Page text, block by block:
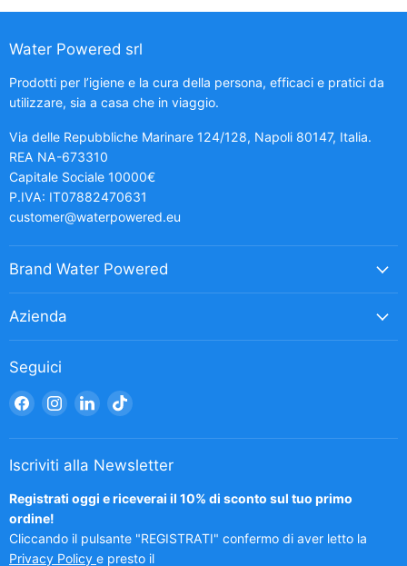
Water Powered srl
Prodotti per l’igiene e la cura della persona, efficaci e pratici da
utilizzare, sia a casa che in viaggio.
Via delle Repubbliche Marinare 124/128, Napoli 80147, Italia.
REA NA-673310
Capitale Sociale 10000€
P.IVA: IT07882470631
customer@waterpowered.eu
Brand Water Powered
Azienda
Seguici
Trovaci
Facebook
Trovaci
Instagram
Trovaci
LinkedIn
Trovaci
TikTok
Iscriviti alla Newsletter
Registrati oggi e riceverai il 10% di sconto sul tuo primo
ordine!
Cliccando il pulsante "REGISTRATI" confermo di aver letto la
Privacy Policy e presto il